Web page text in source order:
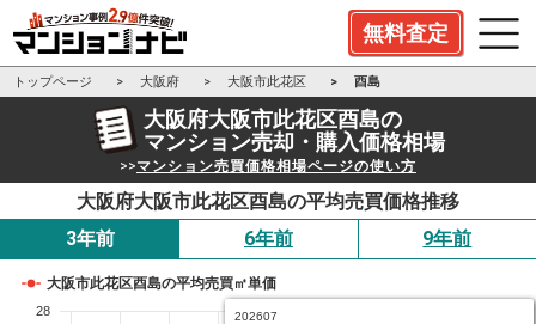
無料査定
トップページ 大阪府 大阪市此花区 酉島
大阪府大阪市此花区酉島の
マンション売却・購入価格相場
>>マンション売買価格相場ページの使い方
大阪府大阪市此花区酉島の平均売買価格推移
3年前
6年前 9年前
大阪市此花区酉島の平均売買㎡単価
28 202607